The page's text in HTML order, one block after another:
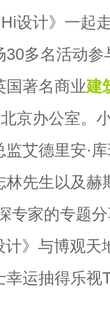
设计》一起
多名活动
国著名商业建
京办公室。
艾德里安·
林先生以及赫
专家的专题
》与博观天
运抽得乐视